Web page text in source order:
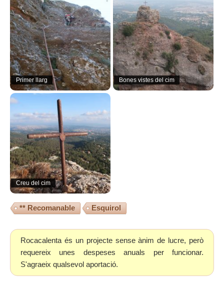
Primer llarg Bones vistes del cim
Creu del cim
** Recomanable Esquirol
Rocacalenta és un projecte sense ànim de lucre, però
requereix unes despeses anuals per funcionar.
S'agraeix qualsevol aportació.